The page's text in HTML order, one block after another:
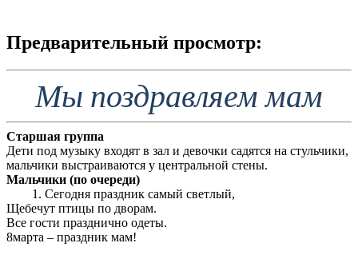
Предварительный просмотр:
Мы поздравляем мам
Старшая группа
Дети под музыку входят в зал и девочки садятся на стульчики,
мальчики выстраиваются у центральной стены.
Мальчики (по очереди)
Сегодня праздник самый светлый,
Щебечут птицы по дворам.
Все гости празднично одеты.
8марта – праздник мам!